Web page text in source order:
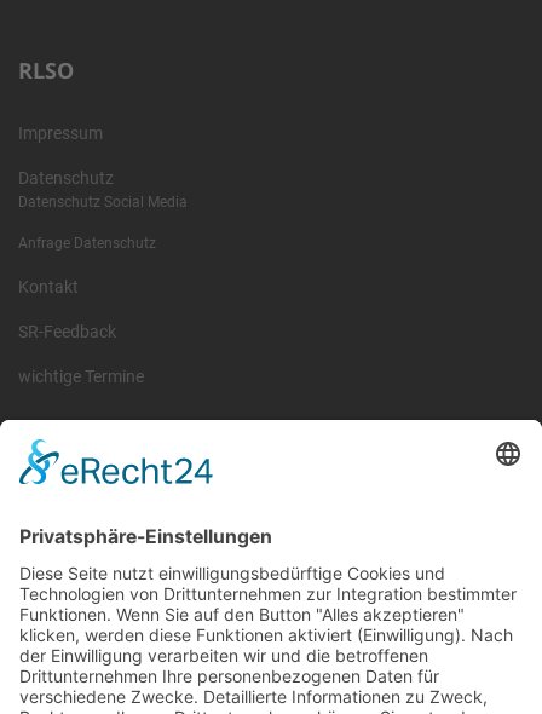
RLSO
Impressum
Datenschutz
Datenschutz Social Media
Anfrage Datenschutz
Kontakt
SR-Feedback
wichtige Termine
Information
Sachsen und Thüringen. Er ist als eingetragener Verein tätig und
gleichzeitig Veranstalter der Spiele der Regionalliga in
verschiedenen Ligen.